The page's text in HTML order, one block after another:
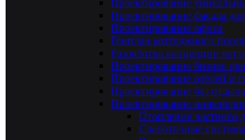
Проектирование
Проектирование фасада
Проектирование офиса
Генплан коттеджного
Разработка концепции
Проектирование бизнес
Проектирование отелей и
Проектирование баз отдыха
Проектирование
Отопление частного
Слаботочные